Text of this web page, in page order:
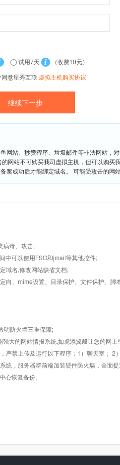
试用7天
（收费10元）
意星秀互联 虚拟主机购买协议
网站、秒赞程序、垃圾邮件等非法网站
网站不可购买我司虚拟主机，但可以购买
案成功后才能绑定域名。 可能受攻击的网
病毒、攻击;
中可以使用FSO和jmail等其他控件;
域名,修改网站缺省文档;
向、mime设置、目录保护、文件保护、
明防火墙三重保障;
大的网站情报系统,如虎添翼般让您的网上
禁上传及运行以下程序：1）聊天室； 2
，服务器群前端加装硬件防火墙，全面
恢复备份。